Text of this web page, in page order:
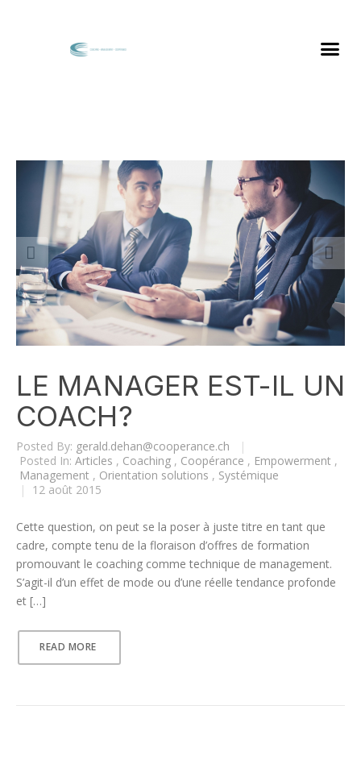
LE MANAGER EST-IL UN
COACH?
Posted By: gerald.dehan@cooperance.ch
|
Posted In: Articles , Coaching , Coopérance , Empowerment ,
Management , Orientation solutions , Systémique
|
12 août 2015
Cette question, on peut se la poser à juste titre en tant que
cadre, compte tenu de la floraison d’offres de formation
promouvant le coaching comme technique de management.
S’agit-il d’un effet de mode ou d’une réelle tendance profonde
et […]
READ MORE